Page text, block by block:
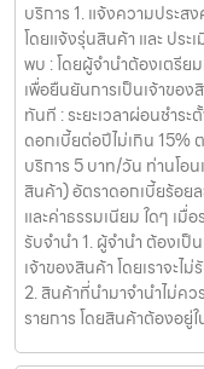
บริการ 1. แจ้งความประส
โดยแจ้งรุ่นสินค้า และ ปร
พบ : โดยผู้จำนำต้องเตรีย
เพื่อยืนยันการเป็นเจ้าขอ
ทันที : ระยะเวลาผ่อนชำร
ดอกเบี้ยต่อปีไม่เกิน 15%
บริการ 5 บาท/วัน ท่านโอ
สินค้า) อัตราดอกเบี้ยร้อย
และค่าธรรมเนียม ใดๆ เ
รับจำนำ 1. ผู้จำนำ ต้องเ
เจ้าของสินค้า โดยเราจะไ
2. สินค้าที่นำมาจำนำไม่ค
รายการ โดยสินค้าต้องอยู่